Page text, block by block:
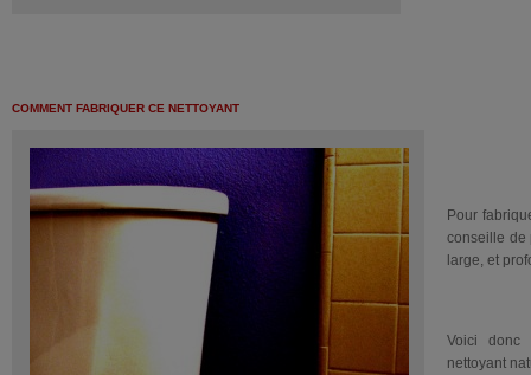
COMMENT FABRIQUER CE NETTOYANT
Pour
conseille de
large, et
Voici donc
nettoyant